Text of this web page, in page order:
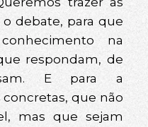
debate, para que
na
respondam, de
E para a
que não
mas que sejam